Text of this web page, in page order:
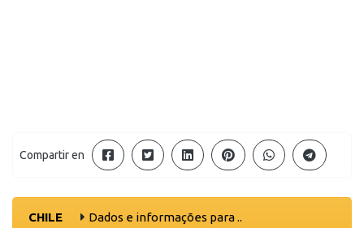
Compartir en
CHILE
Dados e informações para ..